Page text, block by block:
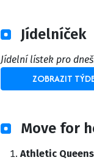
Jídelníček
Jídelní lístek pro
ZOBRAZIT
Move for
Athletic Queens